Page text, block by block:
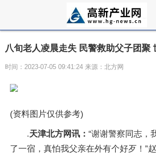
八旬老人凌晨走失 民警救助父子团聚
时间：2023-07-05 09:41:24 来源：北方网
(资料图片仅供参考)
.天津北方网讯： “谢谢警察同志，
了一宿，真怕我父亲在外有个好歹！”